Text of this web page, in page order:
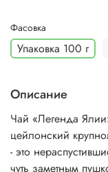
Фасовка
Упаковка 100 г
Описание
Чай «Легенда
цейлонский
- это
чуть заметным